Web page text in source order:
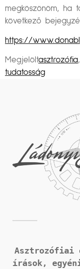
megköszönöm, ha
következő
https://
Megjelöltasztrozófia,
tudatosság
Asztrozófiai
írások,